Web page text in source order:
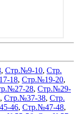
, Стр.№9-10, Стр.
18, Стр.№19-20,
28, Стр.№29-
, Стр.№37-38, Стр.
46, Стр.№47-48,